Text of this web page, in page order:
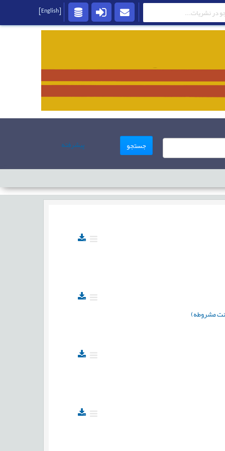
جستجو پیشرفته
مشروطه)
[English]